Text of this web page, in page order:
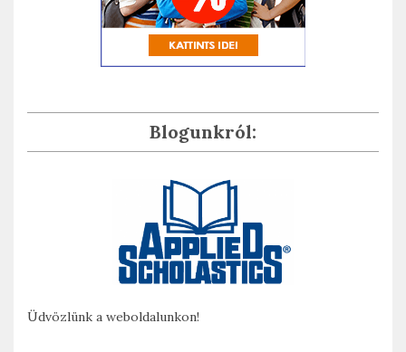
Blogunkról:
Üdvözlünk a weboldalunkon!